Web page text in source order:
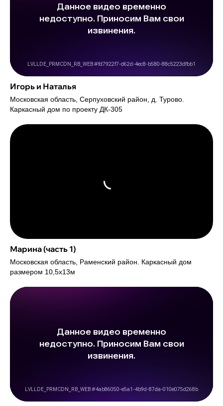
Игорь и Наталья
Московская область, Серпуховский район, д. Турово.
Каркасный дом по проекту ДК-305
Марина (часть 1)
Московская область, Раменский район. Каркасный дом
размером 10,5х13м